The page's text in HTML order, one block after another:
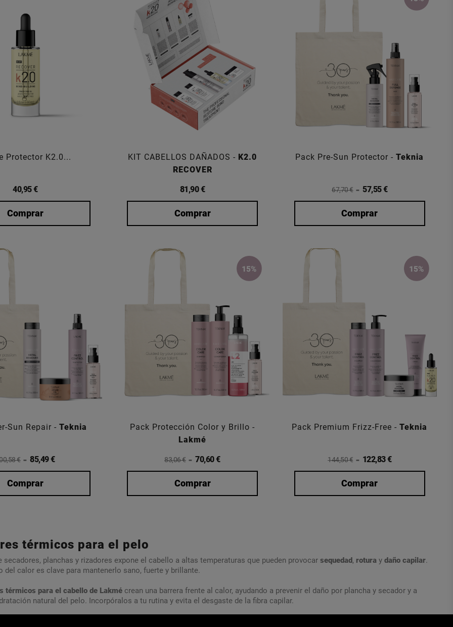
Protector K2.0...
40,95 €
Comprar
KIT CABELLOS DAÑADOS - K2.0
RECOVER
81,90 €
Comprar
Pack Pre-Sun Protector -Teknia
67,70 € 57,55 €
Comprar
Sun Repair -Teknia
€ 85,49 €
Comprar
Pack Protección Color y Brillo -
Lakmé
83,06 € 70,60 €
Comprar
Pack Premium Frizz-Free -Teknia
144,50 € 122,83 €
Comprar
térmicos para el pelo
secadores, planchas y rizadores expone el cabello a altas temperaturas que pueden provocar sequedad, roturay daño capilar.
del calor es clave para mantenerlo sano, fuerte y brillante.
térmicos para el cabello de Lakmécrean una barrera frente al calor, ayudando a prevenir el daño por plancha y secador y a
natural del pelo. Incorpóralos a tu rutina y evita el desgaste de la fibra capilar.